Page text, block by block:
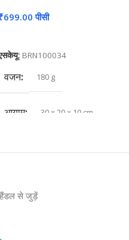
699.00 पीसी
BRN100034
वजन 180 g
आयाम 30 × 20 × 10 cm
हैंडल से जुड़ें